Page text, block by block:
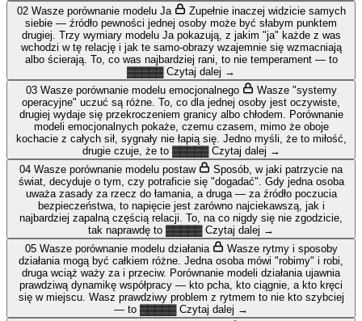
02 Wasze porównanie modelu Ja
Zupełnie inaczej widzicie samych
siebie — źródło pewności jednej osoby może być słabym punktem
drugiej. Trzy wymiary modelu Ja pokazują, z jakim "ja" każde z was
wchodzi w tę relację i jak te samo-obrazy wzajemnie się wzmacniają
albo ścierają. To, co was najbardziej rani, to nie temperament — to
▓▓▓▓▓ Czytaj dalej →
03 Wasze porównanie modelu emocjonalnego
Wasze "systemy
operacyjne" uczuć są różne. To, co dla jednej osoby jest oczywiste,
drugiej wydaje się przekroczeniem granicy albo chłodem. Porównanie
modeli emocjonalnych pokaże, czemu czasem, mimo że oboje
kochacie z całych sił, sygnały nie łapią się. Jedno myśli, że to miłość,
drugie czuje, że to ▓▓▓▓▓ Czytaj dalej →
04 Wasze porównanie modelu postaw
Sposób, w jaki patrzycie na
świat, decyduje o tym, czy potraficie się "dogadać". Gdy jedna osoba
uważa zasady za rzecz do łamania, a druga — za źródło poczucia
bezpieczeństwa, to napięcie jest zarówno najciekawszą, jak i
najbardziej zapalną częścią relacji. To, na co nigdy się nie zgodzicie,
tak naprawdę to ▓▓▓▓▓ Czytaj dalej →
05 Wasze porównanie modelu działania
Wasze rytmy i sposoby
działania mogą być całkiem różne. Jedna osoba mówi "robimy" i robi,
druga wciąż waży za i przeciw. Porównanie modeli działania ujawnia
prawdziwą dynamikę współpracy — kto pcha, kto ciągnie, a kto kręci
się w miejscu. Wasz prawdziwy problem z rytmem to nie kto szybciej
— to ▓▓▓▓▓ Czytaj dalej →